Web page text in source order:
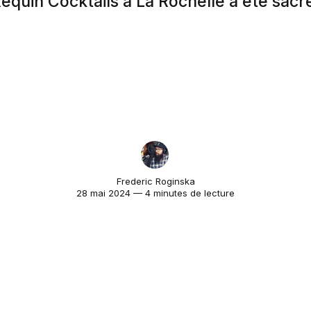
Frederic Roginska
28 mai 2024 — 4 minutes de lecture